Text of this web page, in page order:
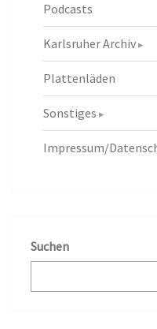
Podcasts
Karlsruher Archiv
Plattenläden
Sonstiges
Impressum/
Suchen